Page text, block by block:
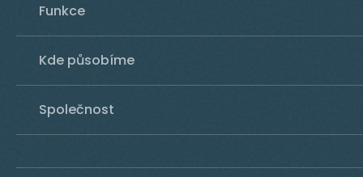
Funkce
Kde působíme
Společnost